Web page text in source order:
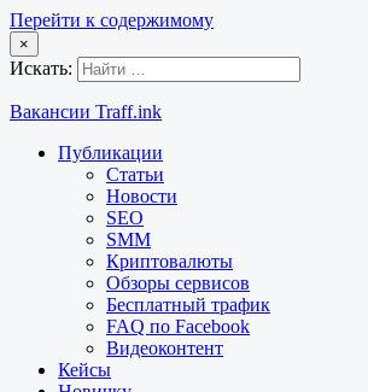
Перейти к содержимому
×
Искать:
Вакансии Traff.ink
Публикации
Статьи
Новости
SEO
SMM
Криптовалюты
Обзоры сервисов
Бесплатный трафик
FAQ по Facebook
Видеоконтент
Кейсы